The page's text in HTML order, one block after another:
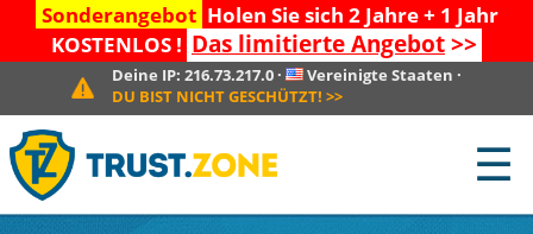
Sonderangebot Holen Sie sich 2 Jahre + 1 Jahr
KOSTENLOS ! Das limitierte Angebot>>
Deine IP: 216.73.217.0· Vereinigte Staaten ·
DU BIST NICHT GESCHÜTZT! >>
☰